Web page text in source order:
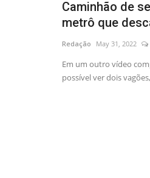
Caminhão de
metrô que
Redação May 31, 2022
Em um outro vídeo
possível ver dois